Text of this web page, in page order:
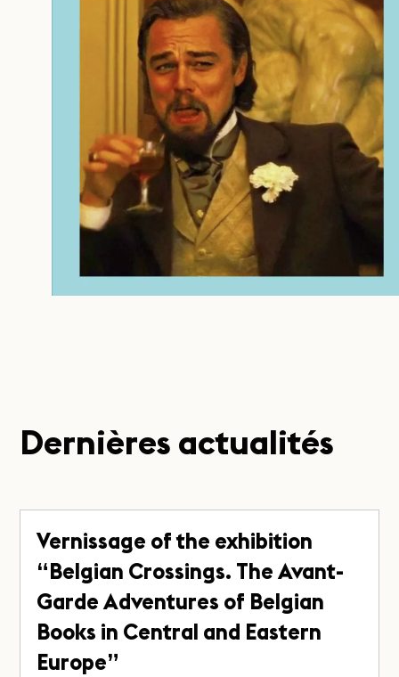
Dernières actualités
Vernissage of the exhibition
“Belgian Crossings. The Avant-
Garde Adventures of Belgian
Books in Central and Eastern
Europe”